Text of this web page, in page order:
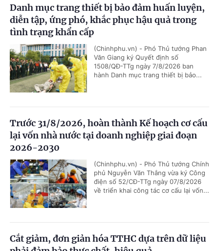
Danh mục trang thiết bị bảo đảm huấn luyện,
diễn tập, ứng phó, khắc phục hậu quả trong
tình trạng khẩn cấp
(Chinhphu.vn) - Phó Thủ tướng Phan
Văn Giang ký Quyết định số
1508/QĐ-TTg ngày 7/8/2026 ban
hành Danh mục trang thiết bị bảo...
Trước 31/8/2026, hoàn thành Kế hoạch cơ cấu
lại vốn nhà nước tại doanh nghiệp giai đoạn
2026-2030
(Chinhphu.vn) - Phó Thủ tướng Chính
phủ Nguyễn Văn Thắng vừa ký Công
điện số 52/CĐ-TTg ngày 07/8/2026
về triển khai công tác cơ cấu lại vốn...
Cắt giảm, đơn giản hóa TTHC dựa trên dữ liệu